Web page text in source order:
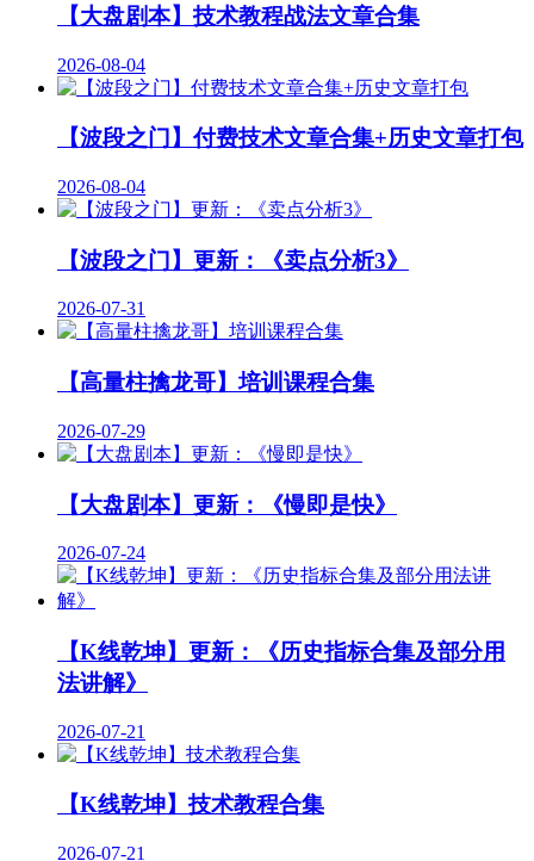
【大盘剧本】技术教程战法文章合集
2026-08-04
【波段之门】付费技术文章合集+历史文章打包
2026-08-04
【波段之门】更新：《卖点分析3》
2026-07-31
【高量柱擒龙哥】培训课程合集
2026-07-29
【大盘剧本】更新：《慢即是快》
2026-07-24
【K线乾坤】更新：《历史指标合集及部分用
法讲解》
2026-07-21
【K线乾坤】技术教程合集
2026-07-21